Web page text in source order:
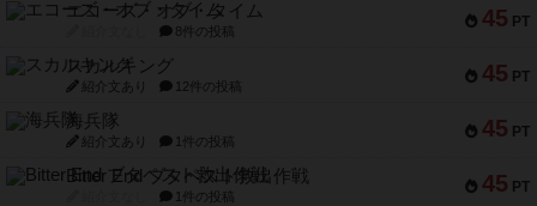
45 PT
エコーズ・オブ・タイム
8件の投稿
45 PT
スカルキング
紹介文あり 12件の投稿
45 PT
海兵隊
紹介文あり 1件の投稿
45 PT
Bitter End ブタペスト救出作戦
1件の投稿